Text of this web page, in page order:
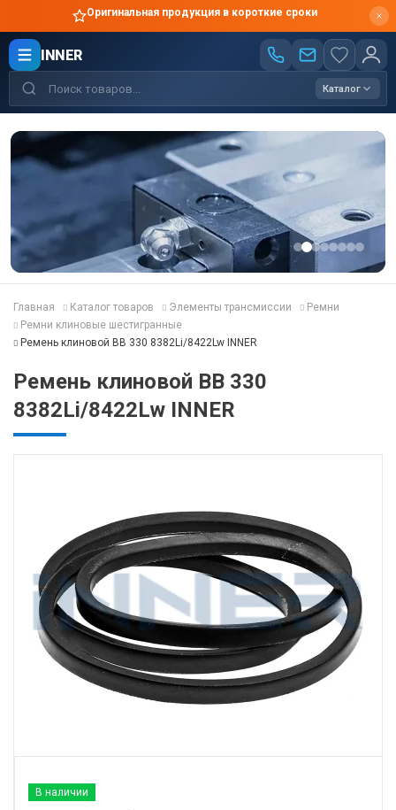
Оригинальная продукция в короткие сроки
INNER
Каталог
Главная Каталог товаров Элементы трансмиссии
Ремни
Ремни клиновые шестигранные
Ремень клиновой BB 330 8382Li/8422Lw INNER
Ремень клиновой BB 330
8382Li/8422Lw INNER
В наличии